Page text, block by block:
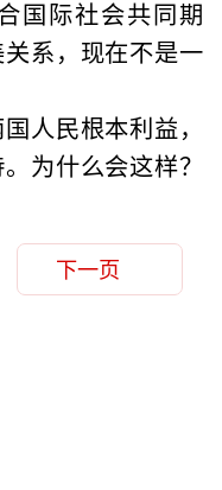
国际社会共同期
系，现在不是一
人民根本利益，
为什么会这样？
下一页